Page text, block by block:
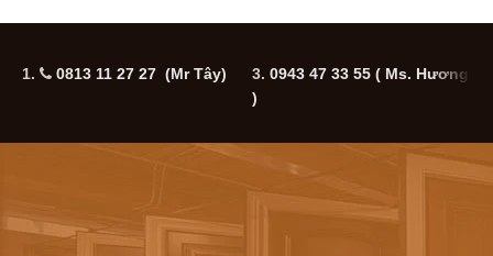
1. 0813 11 27 27 (Mr Tây) 3. 0943 47 33 55 ( Ms. Hương
)